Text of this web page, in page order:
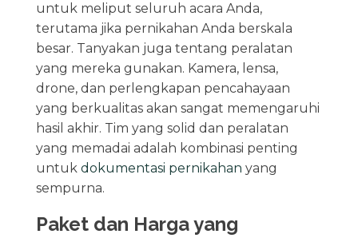
untuk meliput seluruh acara Anda,
terutama jika pernikahan Anda berskala
besar. Tanyakan juga tentang peralatan
yang mereka gunakan. Kamera, lensa,
drone, dan perlengkapan pencahayaan
yang berkualitas akan sangat memengaruhi
hasil akhir. Tim yang solid dan peralatan
yang memadai adalah kombinasi penting
untuk dokumentasi pernikahan yang
sempurna.
Paket dan Harga yang